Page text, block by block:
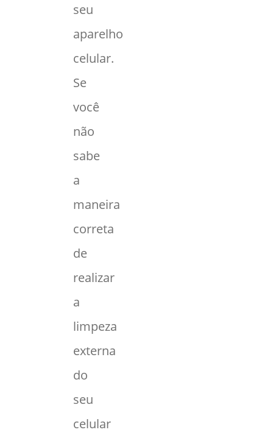
seu
aparelho
celular.
Se
você
não
sabe
a
maneira
correta
de
realizar
a
limpeza
externa
do
seu
celular